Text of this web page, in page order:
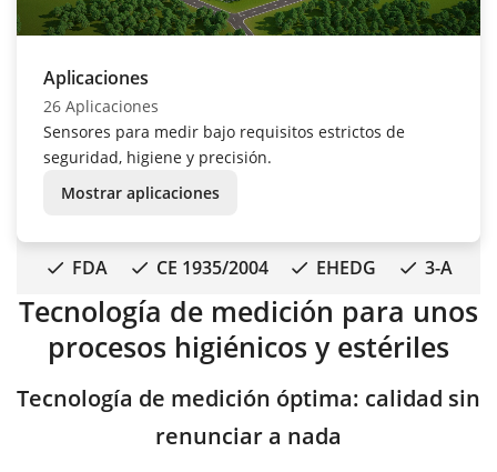
Aplicaciones
26 Aplicaciones
Sensores para medir bajo requisitos estrictos de
seguridad, higiene y precisión.
Mostrar aplicaciones
FDA CE 1935/2004 EHEDG 3-A
Tecnología de medición para unos
procesos higiénicos y estériles
Tecnología de medición óptima: calidad sin
renunciar a nada